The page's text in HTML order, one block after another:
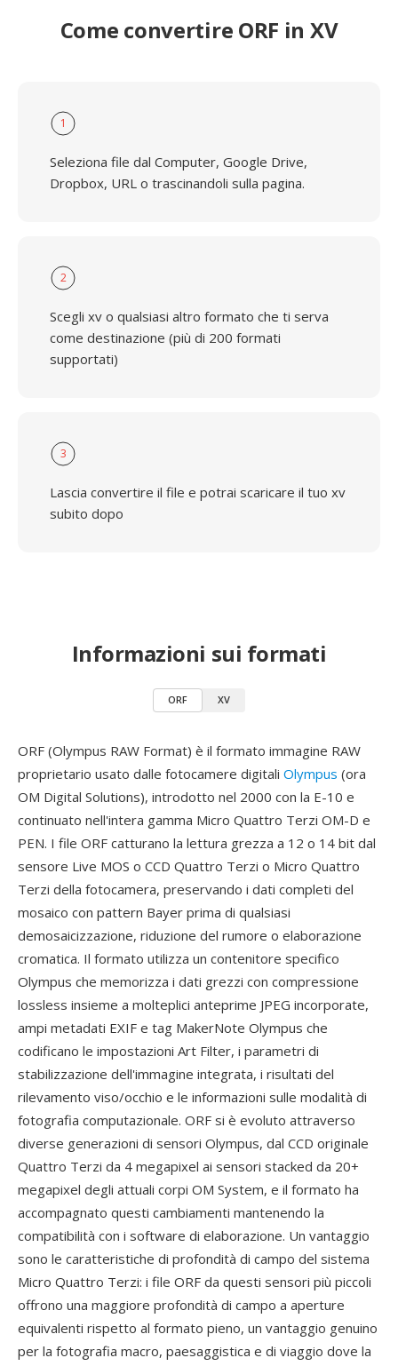
Come convertire ORF in XV
1
Seleziona file dal Computer, Google Drive,
Dropbox, URL o trascinandoli sulla pagina.
2
Scegli xv o qualsiasi altro formato che ti serva
come destinazione (più di 200 formati
supportati)
3
Lascia convertire il file e potrai scaricare il tuo xv
subito dopo
Informazioni sui formati
ORF XV
ORF (Olympus RAW Format) è il formato immagine RAW
proprietario usato dalle fotocamere digitali Olympus (ora
OM Digital Solutions), introdotto nel 2000 con la E-10 e
continuato nell'intera gamma Micro Quattro Terzi OM-D e
PEN. I file ORF catturano la lettura grezza a 12 o 14 bit dal
sensore Live MOS o CCD Quattro Terzi o Micro Quattro
Terzi della fotocamera, preservando i dati completi del
mosaico con pattern Bayer prima di qualsiasi
demosaicizzazione, riduzione del rumore o elaborazione
cromatica. Il formato utilizza un contenitore specifico
Olympus che memorizza i dati grezzi con compressione
lossless insieme a molteplici anteprime JPEG incorporate,
ampi metadati EXIF e tag MakerNote Olympus che
codificano le impostazioni Art Filter, i parametri di
stabilizzazione dell'immagine integrata, i risultati del
rilevamento viso/occhio e le informazioni sulle modalità di
fotografia computazionale. ORF si è evoluto attraverso
diverse generazioni di sensori Olympus, dal CCD originale
Quattro Terzi da 4 megapixel ai sensori stacked da 20+
megapixel degli attuali corpi OM System, e il formato ha
accompagnato questi cambiamenti mantenendo la
compatibilità con i software di elaborazione. Un vantaggio
sono le caratteristiche di profondità di campo del sistema
Micro Quattro Terzi: i file ORF da questi sensori più piccoli
offrono una maggiore profondità di campo a aperture
equivalenti rispetto al formato pieno, un vantaggio genuino
per la fotografia macro, paesaggistica e di viaggio dove la